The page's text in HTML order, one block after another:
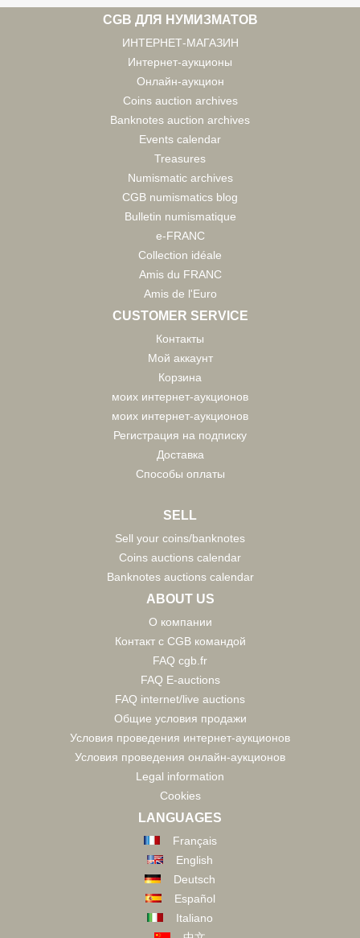
CGB ДЛЯ НУМИЗМАТОВ
ИНТЕРНЕТ-МАГАЗИН
Интернет-аукционы
Онлайн-аукцион
Coins auction archives
Banknotes auction archives
Events calendar
Treasures
Numismatic archives
CGB numismatics blog
Bulletin numismatique
e-FRANC
Collection idéale
Amis du FRANC
Amis de l'Euro
CUSTOMER SERVICE
Контакты
Мой аккаунт
Корзина
моих интернет-аукционов
моих интернет-аукционов
Регистрация на подписку
Доставка
Способы оплаты
SELL
Sell your coins/banknotes
Coins auctions calendar
Banknotes auctions calendar
ABOUT US
О компании
Контакт с CGB командой
FAQ cgb.fr
FAQ E-auctions
FAQ internet/live auctions
Общие условия продажи
Условия проведения интернет-аукционов
Условия проведения онлайн-аукционов
Legal information
Cookies
LANGUAGES
Français
English
Deutsch
Español
Italiano